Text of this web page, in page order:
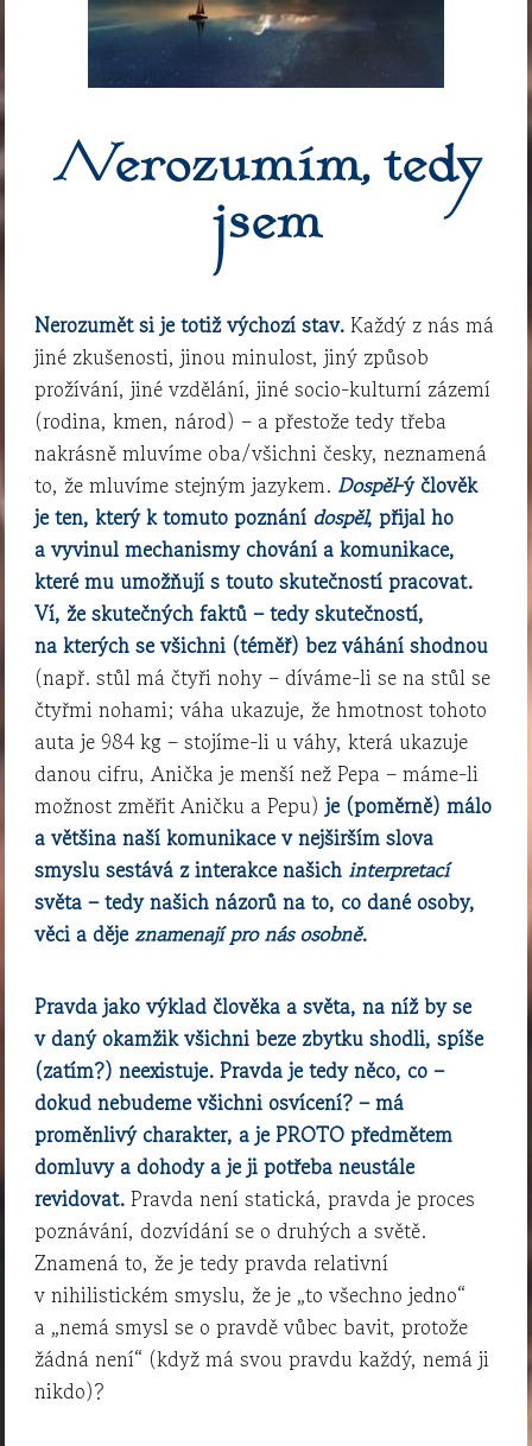
Nerozumím, tedy
jsem
Nerozumět si je totiž výchozí stav. Každý z nás má
jiné zkušenosti, jinou minulost, jiný způsob
prožívání, jiné vzdělání, jiné socio-kulturní zázemí
(rodina, kmen, národ) – a přestože tedy třeba
nakrásně mluvíme oba/všichni česky, neznamená
to, že mluvíme stejným jazykem. Dospěl-ý člověk
je ten, který k tomuto poznání dospěl, přijal ho
a vyvinul mechanismy chování a komunikace,
které mu umožňují s touto skutečností pracovat.
Ví, že skutečných faktů – tedy skutečností,
na kterých se všichni (téměř) bez váhání shodnou
(např. stůl má čtyři nohy – díváme-li se na stůl se
čtyřmi nohami; váha ukazuje, že hmotnost tohoto
auta je 984 kg – stojíme-li u váhy, která ukazuje
danou cifru, Anička je menší než Pepa – máme-li
možnost změřit Aničku a Pepu)je (poměrně) málo
a většina naší komunikace v nejširším slova
smyslu sestává z interakce našich interpretací
světa – tedy našich názorů na to, co dané osoby,
věci a dějeznamenají pro nás osobně.
Pravda jako výklad člověka a světa, na níž by se
v daný okamžik všichni beze zbytku shodli, spíše
(zatím?) neexistuje. Pravda je tedy něco, co –
dokud nebudeme všichni osvícení? – má
proměnlivý charakter, a je PROTO předmětem
domluvy a dohody a je ji potřeba neustále
revidovat. Pravda není statická, pravda je proces
poznávání, dozvídání se o druhých a světě.
Znamená to, že je tedy pravda relativní
v nihilistickém smyslu, že je „to všechno jedno“
a „nemá smysl se o pravdě vůbec bavit, protože
žádná není“ (když má svou pravdu každý, nemá ji
nikdo)?